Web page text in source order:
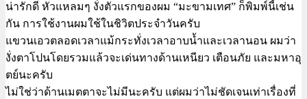
น่ารักดี หัวแหลมๆ งั่งตัวแรกของผม “มะขามเทศ” ก็พิมพ์นี้เช่น
กัน การใช้งานผมใช้ในชิวิตประจำวันครับ
แขวนเอวตลอดเวลาแม้กระทั่งเวลาอาบน้ำและเวลานอน ผมว่า
งั่งตาโปนโดยรวมแล้วจะเด่นทางด้านเหนียว เตือนภัย และมหาอุ
ตย์นะครับ
ไม่ใช่ว่าด้านเมตตาจะไม่มีนะครับ แต่ผมว่าไม่ชัดเจนเท่าเรื่องที่